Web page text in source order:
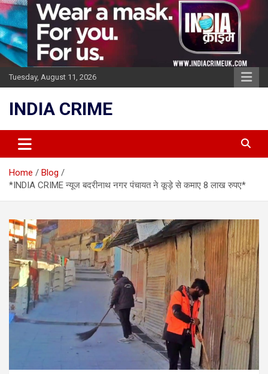
Skip
to
content
Tuesday, August 11, 2026
INDIA CRIME
Home
Blog
*INDIA CRIME न्यूज बदरीनाथ नगर पंचायत ने कूड़े से कमाए 8 लाख रुपए*